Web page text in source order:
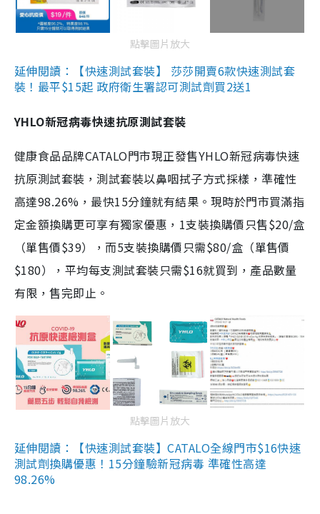
點擊圖片放大
延伸閱讀：【快速測試套裝】 莎莎開賣6款快速測試套
裝！最平$15起 政府衛生署認可測試劑買2送1
YHLO新冠病毒快速抗原測試套裝
健康食品品牌CATALO門市現正發售YHLO新冠病毒快速
抗原測試套裝，測試套裝以鼻咽拭子方式採樣，準確性
高達98.26%，最快15分鐘就有結果。現時於門市買滿指
定金額換購更可享有獨家優惠，1支裝換購價只售$20/盒
（單售價$39），而5支裝換購價只需$80/盒（單售價
$180），平均每支測試套裝只需$16就買到，產品數量
有限，售完即止。
點擊圖片放大
延伸閱讀：【快速測試套裝】CATALO全線門市$16快速
測試劑換購優惠！15分鐘驗新冠病毒 準確性高達
98.26%